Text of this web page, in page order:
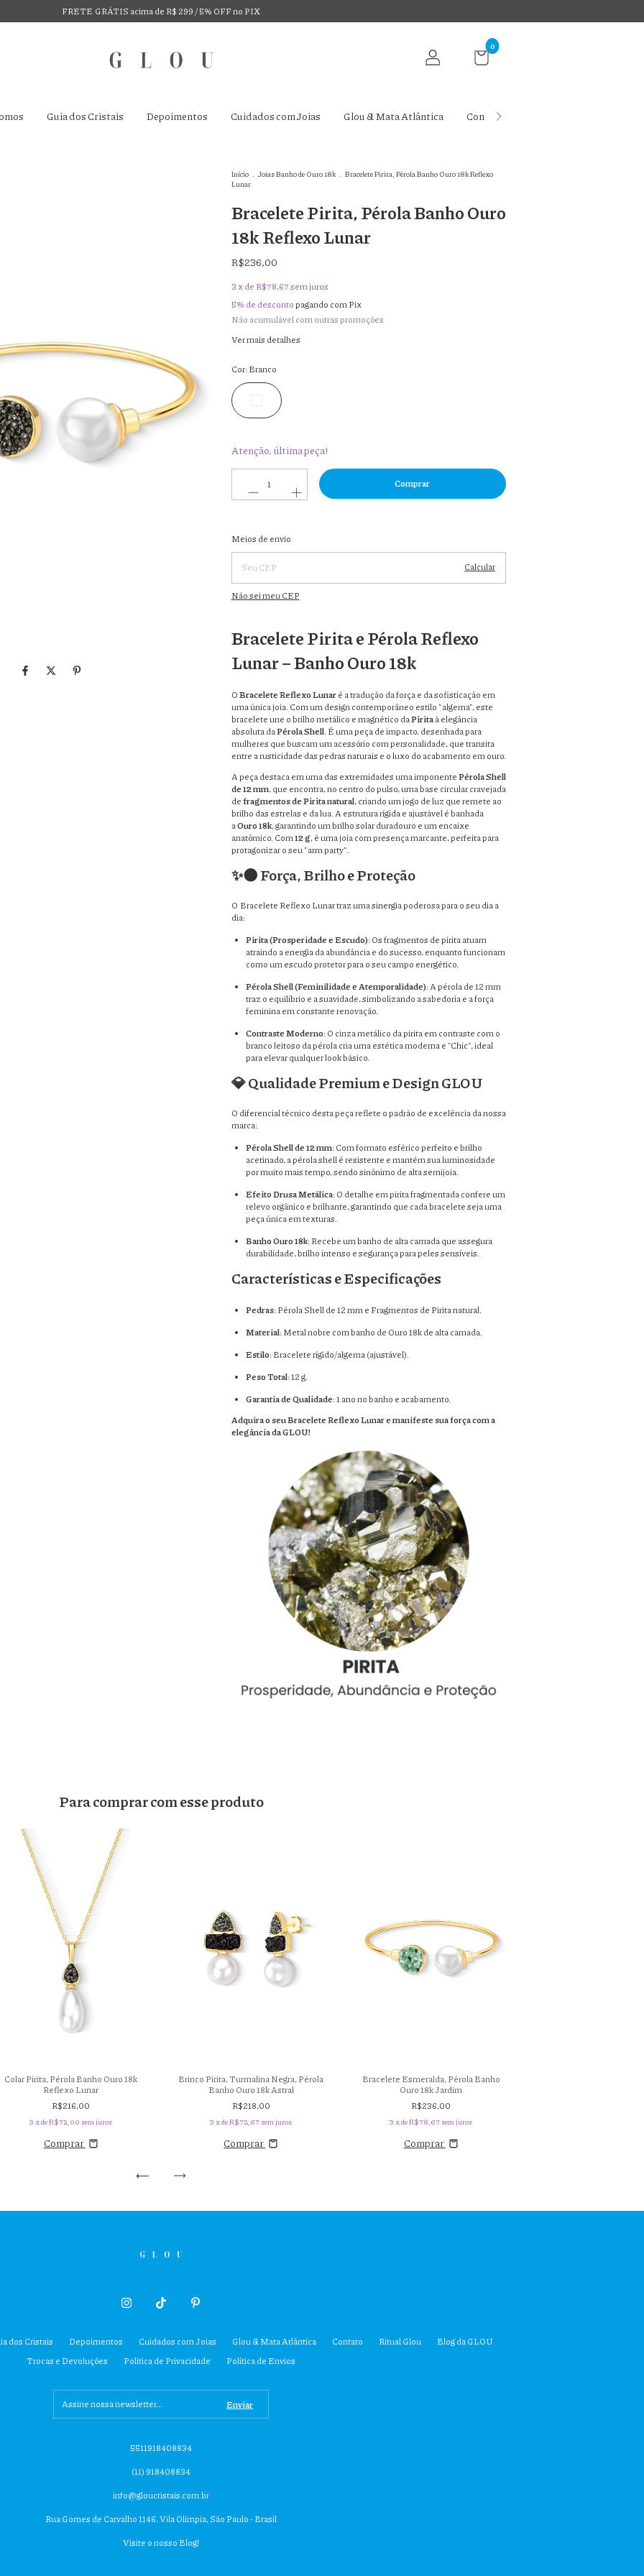
FRETE GRÁTIS acima de R$ 299 / 5% OFF no PIX
0
Guia dos Cristais Depoimentos Cuidados com Joias Glou & Mata Atlântica Contato
Início . Joias Banho de Ouro 18k . Bracelete Pirita, Pérola Banho Ouro 18k Reflexo
Lunar
Bracelete Pirita, Pérola Banho Ouro
18k Reflexo Lunar
R$236,00
3 x de R$78,67sem juros
5% de descontopagando com Pix
Não acumulável com outras promoções
Ver mais detalhes
Cor:Branco
Atenção, última peça!
Entregas para o CEP:
CEP
Meios de envio
Calcular
Não sei meu CEP
Bracelete Pirita e Pérola Reflexo
Lunar – Banho Ouro 18k
OBracelete Reflexo Lunaré a tradução da força e da sofisticação em
uma única joia. Com um design contemporâneo estilo "algema", este
bracelete une o brilho metálico e magnético daPiritaà elegância
absoluta daPérola Shell. É uma peça de impacto, desenhada para
mulheres que buscam um acessório com personalidade, que transita
entre a rusticidade das pedras naturais e o luxo do acabamento em ouro.
A peça destaca em uma das extremidades uma imponentePérola Shell
de 12 mm, que encontra, no centro do pulso, uma base circular cravejada
defragmentos de Pirita natural, criando um jogo de luz que remete ao
brilho das estrelas e da lua. A estrutura rígida e ajustável é banhada
aOuro 18k, garantindo um brilho solar duradouro e um encaixe
anatômico. Com12 g, é uma joia com presença marcante, perfeita para
protagonizar o seu "arm party".
✨🌑 Força, Brilho e Proteção
O Bracelete Reflexo Lunar traz uma sinergia poderosa para o seu dia a
dia:
Pirita (Prosperidade e Escudo): Os fragmentos de pirita atuam
atraindo a energia da abundância e do sucesso, enquanto funcionam
como um escudo protetor para o seu campo energético.
Pérola Shell (Feminilidade e Atemporalidade): A pérola de 12 mm
traz o equilíbrio e a suavidade, simbolizando a sabedoria e a força
feminina em constante renovação.
Contraste Moderno: O cinza metálico da pirita em contraste com o
branco leitoso da pérola cria uma estética moderna e "Chic", ideal
para elevar qualquer look básico.
💎 Qualidade Premium e Design GLOU
O diferencial técnico desta peça reflete o padrão de excelência da nossa
marca:
Pérola Shell de 12 mm: Com formato esférico perfeito e brilho
acetinado, a pérola shell é resistente e mantém sua luminosidade
por muito mais tempo, sendo sinônimo de alta semijoia.
Efeito Drusa Metálica: O detalhe em pirita fragmentada confere um
relevo orgânico e brilhante, garantindo que cada bracelete seja uma
peça única em texturas.
Banho Ouro 18k: Recebe um banho de alta camada que assegura
durabilidade, brilho intenso e segurança para peles sensíveis.
Características e Especificações
Pedras: Pérola Shell de 12 mm e Fragmentos de Pirita natural.
Material: Metal nobre com banho de Ouro 18k de alta camada.
Estilo: Bracelete rígido/algema (ajustável).
Peso Total: 12 g.
Garantia de Qualidade: 1 ano no banho e acabamento.
Adquira o seu Bracelete Reflexo Lunar e manifeste sua força com a
elegância da GLOU!
Para comprar com esse produto
Colar Pirita, Pérola Banho Ouro 18k
Reflexo Lunar
R$216,00
3 x deR$72,00 sem juros
Comprar
Brinco Pirita, Turmalina Negra, Pérola
Banho Ouro 18k Astral
R$218,00
3 x deR$72,67 sem juros
Comprar
Bracelete Esmeralda, Pérola Banho
Ouro 18k Jardim
R$236,00
3 x deR$78,67 sem juros
Comprar
dos Cristais Depoimentos Cuidados com Joias Glou & Mata Atlântica Contato Ritual Glou
Blog da GLOU
Trocas e Devoluções
Política de Privacidade Política de Envios
5511918408834
(11) 918408834
info@gloucristais.com.br
Rua Gomes de Carvalho 1146, Vila Olimpia, São Paulo - Brasil
Visite o nosso Blog!